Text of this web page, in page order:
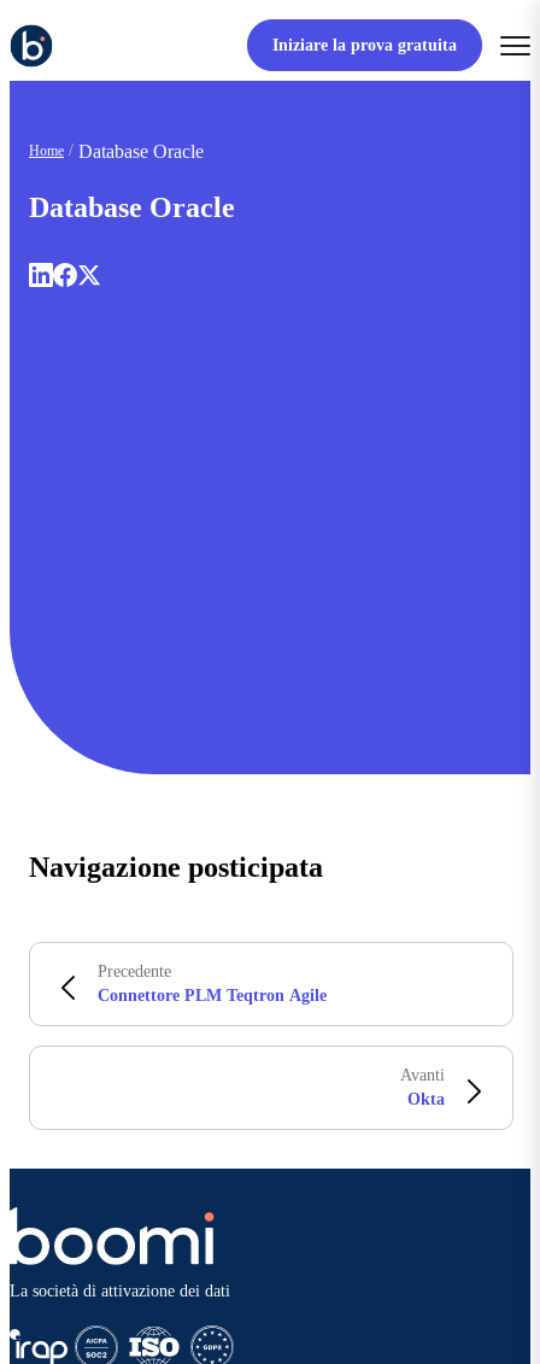
Iniziare la prova gratuita
Home Database Oracle
Database Oracle
Navigazione posticipata
Precedente
Connettore PLM Teqtron Agile
Avanti
Okta
La società di attivazione dei dati